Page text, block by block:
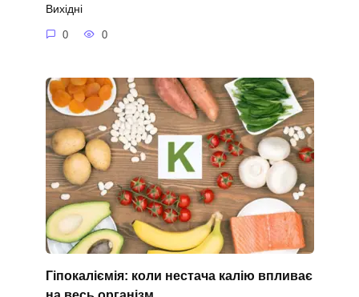
Вихідні
0 0
Гіпокаліємія: коли нестача калію впливає